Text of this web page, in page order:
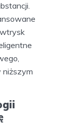
niższym